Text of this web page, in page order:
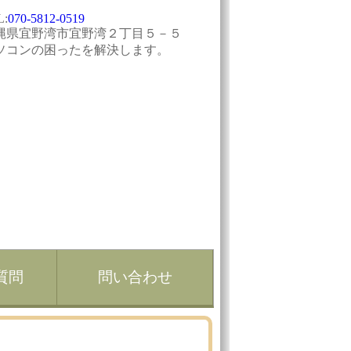
070-5812-0519
県宜野湾市宜野湾２丁目５－５
コンの困ったを解決します。
問 問い合わせ